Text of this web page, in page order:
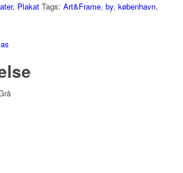
, Plakat Tags: Art&Frame, by, københavn,